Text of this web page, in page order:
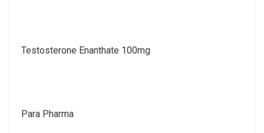
Testosterone Enanthate 100mg
Para Pharma